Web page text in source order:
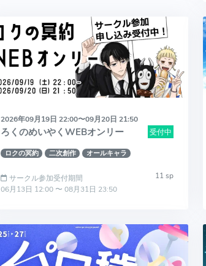
2026年09月19日 22:00〜09月20日 21:50
受付中
ろくのめいやくWEBオンリー
ロクの冥約 二次創作 オールキャラ
11 sp
サークル参加受付期間
06月13日 12:00 〜 08月31日 23:50